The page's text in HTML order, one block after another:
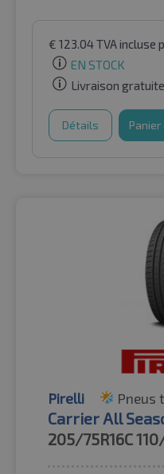
€ 123.04TVA incluse
EN STOCK
Livraison gratuite
Détails
Pirelli Pneus
Carrier All
205/75R16C